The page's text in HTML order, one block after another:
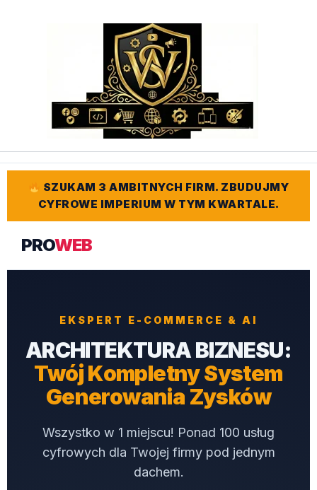
SZUKAM 3 AMBITNYCH FIRM. ZBUDUJMY
CYFROWE IMPERIUM W TYM KWARTALE.
PROWEB
EKSPERT E-COMMERCE & AI
ARCHITEKTURA BIZNESU:
Twój Kompletny System
Generowania Zysków
Wszystko w 1 miejscu! Ponad 100 usług
cyfrowych dla Twojej firmy pod jednym
dachem.